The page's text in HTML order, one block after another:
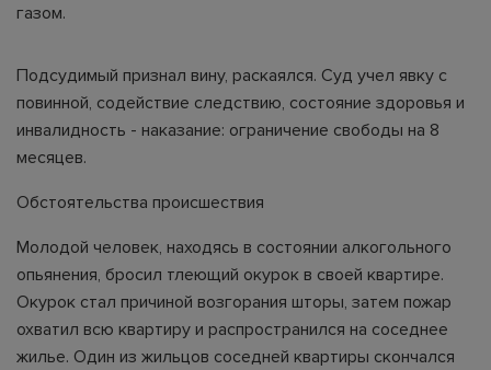
газом.
Подсудимый признал вину, раскаялся. Суд учел явку с
повинной, содействие следствию, состояние здоровья и
инвалидность - наказание: ограничение свободы на 8
месяцев.
Обстоятельства происшествия
Молодой человек, находясь в состоянии алкогольного
опьянения, бросил тлеющий окурок в своей квартире.
Окурок стал причиной возгорания шторы, затем пожар
охватил всю квартиру и распространился на соседнее
жилье. Один из жильцов соседней квартиры скончался